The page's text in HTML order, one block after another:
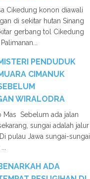
Cikedung konon diawali
di sekitar hutan Sinang
gerbang tol Cikedung
PENDUDUK
CIMANUK
WIRALODRA
Mas Sebelum ada jalan
sungai adalah jalur
pulau Jawa sungai-sungai
ADA